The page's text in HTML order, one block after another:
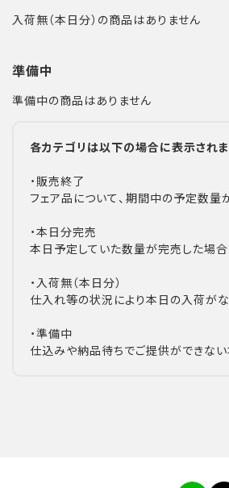
入荷無（本日分）の商品はありません
準備中
準備中の商品はありません
各カテゴリは以下の場合に表示されま
・販売終了
フェア品について、期間中の予定数量
・本日分完売
本日予定していた数量が完売した場合
・入荷無（本日分）
仕入れ等の状況により本日の入荷が
・準備中
仕込みや納品待ちでご提供ができな